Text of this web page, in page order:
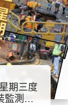
期三度
監測儀